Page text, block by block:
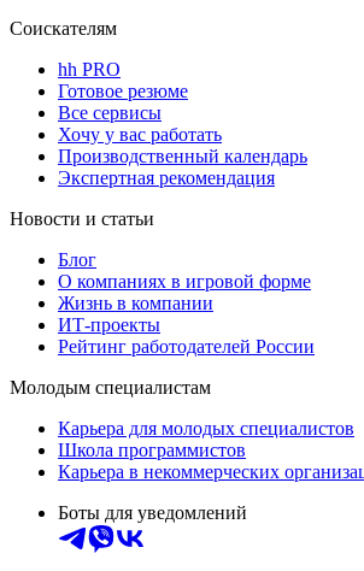
Соискателям
hh PRO
Готовое резюме
Все сервисы
Хочу у вас работать
Производственный календарь
Экспертная рекомендация
Новости и статьи
Блог
О компаниях в игровой форме
Жизнь в компании
ИТ-проекты
Рейтинг работодателей России
Молодым специалистам
Карьера для молодых специалистов
Школа программистов
Карьера в некоммерческих
Боты для уведомлений